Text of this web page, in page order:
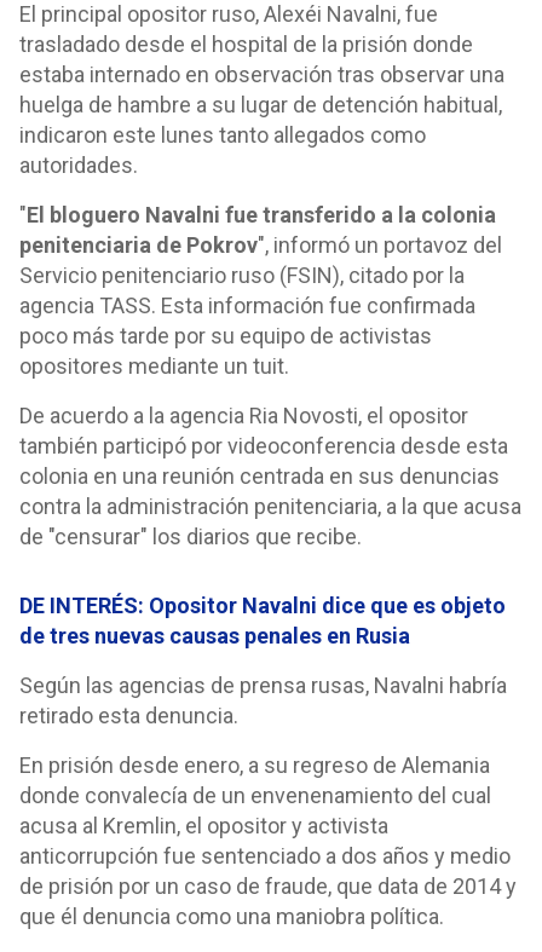
El principal opositor ruso, Alexéi Navalni, fue
trasladado desde el hospital de la prisión donde
estaba internado en observación tras observar una
huelga de hambre a su lugar de detención habitual,
indicaron este lunes tanto allegados como
autoridades.
"El bloguero Navalni fue transferido a la colonia
penitenciaria de Pokrov", informó un portavoz del
Servicio penitenciario ruso (FSIN), citado por la
agencia TASS. Esta información fue confirmada
poco más tarde por su equipo de activistas
opositores mediante un tuit.
De acuerdo a la agencia Ria Novosti, el opositor
también participó por videoconferencia desde esta
colonia en una reunión centrada en sus denuncias
contra la administración penitenciaria, a la que acusa
de "censurar" los diarios que recibe.
DE INTERÉS: Opositor Navalni dice que es objeto
de tres nuevas causas penales en Rusia
Según las agencias de prensa rusas, Navalni habría
retirado esta denuncia.
En prisión desde enero, a su regreso de Alemania
donde convalecía de un envenenamiento del cual
acusa al Kremlin, el opositor y activista
anticorrupción fue sentenciado a dos años y medio
de prisión por un caso de fraude, que data de 2014 y
que él denuncia como una maniobra política.